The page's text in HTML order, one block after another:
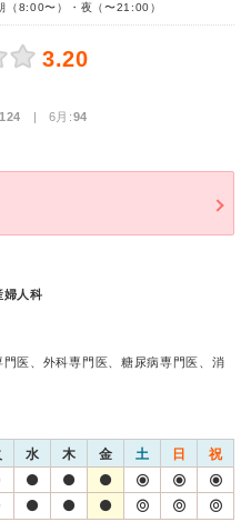
（8:00〜）・夜（〜21:00）
3.20
124 | 6月:94
婦人科
医、外科専門医、糖尿病専門医、消
水 木 金 土 日 祝